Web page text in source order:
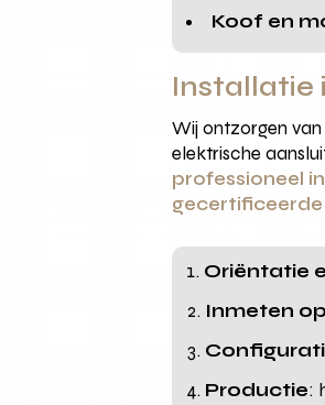
Koof en
Installatie
Wij ontzorgen
elektrische
professioneel
Oriëntatie
Inmeten
Productie: